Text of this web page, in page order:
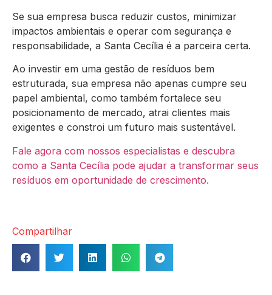
Se sua empresa busca reduzir custos, minimizar
impactos ambientais e operar com segurança e
responsabilidade, a Santa Cecília é a parceira certa.
Ao investir em uma gestão de resíduos bem
estruturada, sua empresa não apenas cumpre seu
papel ambiental, como também fortalece seu
posicionamento de mercado, atrai clientes mais
exigentes e constroi um futuro mais sustentável.
Fale agora com nossos especialistas e descubra
como a Santa Cecília pode ajudar a transformar seus
resíduos em oportunidade de crescimento.
Compartilhar